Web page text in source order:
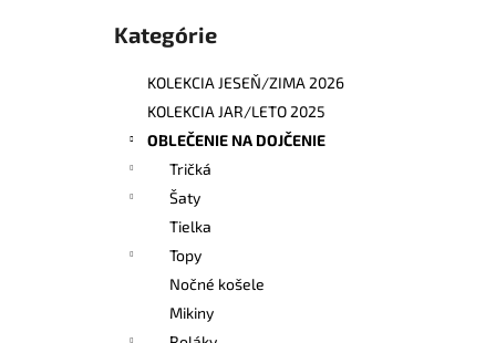
Preskočiť
kategórie
Kategórie
KOLEKCIA JESEŇ/ZIMA 2026
KOLEKCIA JAR/LETO 2025
OBLEČENIE NA DOJČENIE
Tričká
Šaty
Tielka
Topy
Nočné košele
Mikiny